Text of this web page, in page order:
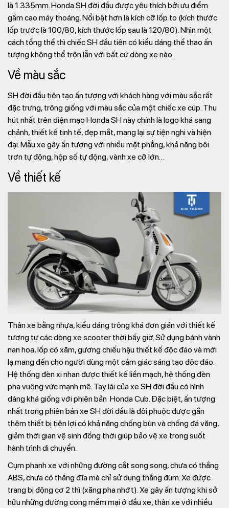
là 1.335mm. Honda SH đời đầu được yêu thích bởi ưu điểm
gầm cao máy thoáng. Nổi bật hơn là kích cỡ lốp to (kích thước
lốp trước là 100/80, kích thước lốp sau là 120/80). Nhìn một
cách tổng thể thì chiếc SH đầu tiên có kiểu dáng thể thao ấn
tượng không thể trộn lẫn với bất cứ dòng xe nào.
Về màu sắc
SH đời đầu tiên tạo ấn tượng với khách hàng với màu sắc rất
đặc trưng, trông giống với màu sắc của một chiếc xe cúp. Thu
hút nhất trên diện mạo Honda SH này chính là logo khá sang
chảnh, thiết kế tinh tế, đẹp mắt, mang lại sự tiện nghi và hiện
đại. Mẫu xe gây ấn tượng với nhiều mặt phẳng, khả năng bôi
trơn tự động, hộp số tự động, vành xe cỡ lớn…
Về thiết kế
Thân xe bằng nhựa, kiểu dáng trông khá đơn giản với thiết kế
tương tự các dòng xe scooter thời bấy giờ. Sử dụng bánh vành
nan hoa, lốp có xăm, gương chiếu hậu thiết kế độc đáo và mới
lạ mang đến cho người dùng một cảm giác sáng tạo độc đáo.
Hệ thống đèn xi nhan được thiết kế liền mạch, hệ thống đèn
pha vuông vức mạnh mẽ. Tay lái của xe SH đời đầu có hình
dáng khá giống với phiên bản Honda Cub. Đặc biệt, ấn tượng
nhất trong phiên bản xe SH đời đầu là đôi phuộc được gắn
thêm thiết bị tiện lợi có khả năng chống bùn và chống đá văng,
giảm thời gian vệ sinh đồng thời giúp bảo vệ xe trong suốt
hành trình di chuyển.
Cụm phanh xe với những đường cắt song song, chưa có thắng
ABS, chưa có thắng đĩa mà chỉ sử dụng thắng đùm. Xe được
trang bị động cơ 2 thì (xăng pha nhớt). Xe gây ấn tượng khi sở
hữu những đường cong mềm mại ở đầu xe, thân xe với nhiều